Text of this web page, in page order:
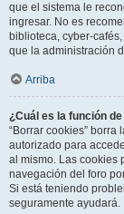
que el sistema le
ingresar. No es
biblioteca, cyber-
que la administración
Arriba
¿Cuál es la función
“Borrar cookies”
autorizado para
al mismo. Las cookies
navegación del foro
Si está teniendo
seguramente ayudará.